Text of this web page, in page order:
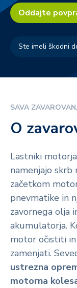
Oddajte
Ste imeli škodni
SAVA
O
Lastniki
namenjajo
začetkom
pnevmatike in
zavornega olja
akumulatorja.
motor očistiti
zamenjati.
ustrezna
motorna